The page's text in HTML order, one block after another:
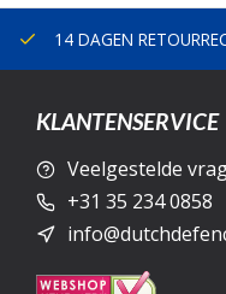
14 DAGEN
KLANTENSERVICE
Veelgestelde
+31 35 234 0858